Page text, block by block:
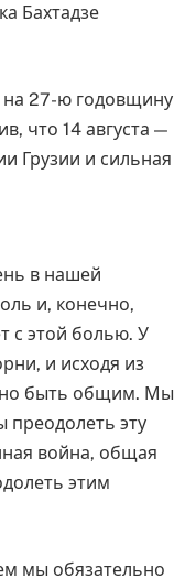
Бахтадзе
на 27-ю годовщину
что 14 августа —
Грузии и сильная
в нашей
и, конечно,
с этой болью. У
и исходя из
быть общим. Мы
преодолеть эту
война, общая
этим
мы обязательно